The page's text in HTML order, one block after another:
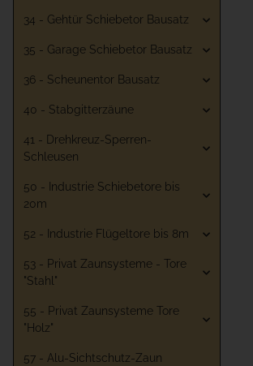
34 - Gehtür Schiebetor Bausatz
35 - Garage Schiebetor Bausatz
36 - Scheunentor Bausatz
40 - Stabgitterzäune
41 - Drehkreuz-Sperren-
Schleusen
50 - Industrie Schiebetore bis
20m
52 - Industrie Flügeltore bis 8m
53 - Privat Zaunsysteme - Tore
"Stahl"
55 - Privat Zaunsysteme Tore
"Holz"
57 - Alu-Sichtschutz-Zaun